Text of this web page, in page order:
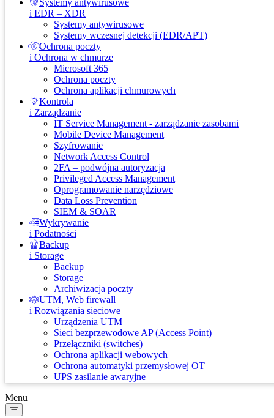
Systemy antywirusowe
i EDR – XDR
Systemy antywirusowe
Systemy wczesnej detekcji (EDR/APT)
Ochrona poczty
i Ochrona w chmurze
Microsoft 365
Ochrona poczty
Ochrona aplikacji chmurowych
Kontrola
i Zarządzanie
IT Service Management - zarządzanie zasobami
Mobile Device Management
Szyfrowanie
Network Access Control
2FA – podwójna autoryzacja
Privileged Access Management
Oprogramowanie narzędziowe
Data Loss Prevention
SIEM & SOAR
Wykrywanie
i Podatności
Backup
i Storage
Backup
Storage
Archiwizacja poczty
UTM, Web firewall
i Rozwiązania sieciowe
Urządzenia UTM
Sieci bezprzewodowe AP (Access Point)
Przełączniki (switches)
Ochrona aplikacji webowych
Ochrona automatyki przemysłowej OT
UPS zasilanie awaryjne
Menu